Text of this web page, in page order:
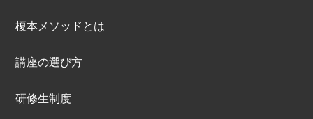
榎本メソッドとは
講座の選び方
研修生制度